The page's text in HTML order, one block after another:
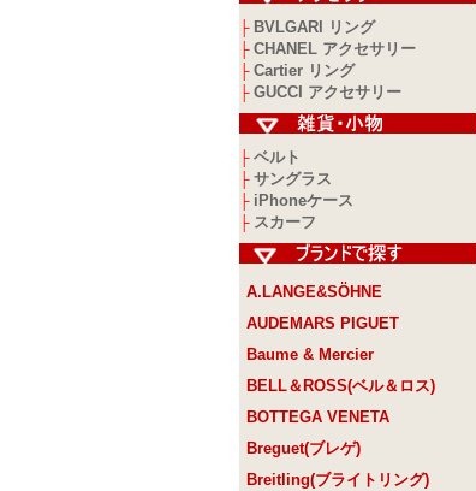
├ BVLGARI リング
├ CHANEL アクセサリー
├ Cartier リング
├ GUCCI アクセサリー
├ ベルト
├ サングラス
├ iPhoneケース
├ スカーフ
A.LANGE&SÖHNE
AUDEMARS PIGUET
Baume & Mercier
BELL＆ROSS(ベル＆ロス)
BOTTEGA VENETA
Breguet(ブレゲ)
Breitling(ブライトリング)